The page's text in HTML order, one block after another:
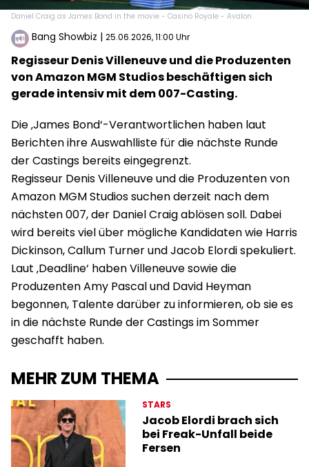
Daniel Craig as James Bond in the movie - Casino Royale - Avalon
Bang Showbiz | 25.06.2026, 11:00 Uhr
Regisseur Denis Villeneuve und die Produzenten
von Amazon MGM Studios beschäftigen sich
gerade intensiv mit dem 007-Casting.
Die ‚James Bond‘-Verantwortlichen haben laut
Berichten ihre Auswahlliste für die nächste Runde
der Castings bereits eingegrenzt.
Regisseur Denis Villeneuve und die Produzenten von
Amazon MGM Studios suchen derzeit nach dem
nächsten 007, der Daniel Craig ablösen soll. Dabei
wird bereits viel über mögliche Kandidaten wie Harris
Dickinson, Callum Turner und Jacob Elordi spekuliert.
Laut ‚Deadline‘ haben Villeneuve sowie die
Produzenten Amy Pascal und David Heyman
begonnen, Talente darüber zu informieren, ob sie es
in die nächste Runde der Castings im Sommer
geschafft haben.
MEHR ZUM THEMA
STARS
Jacob Elordi brach sich
bei Freak-Unfall beide
Fersen